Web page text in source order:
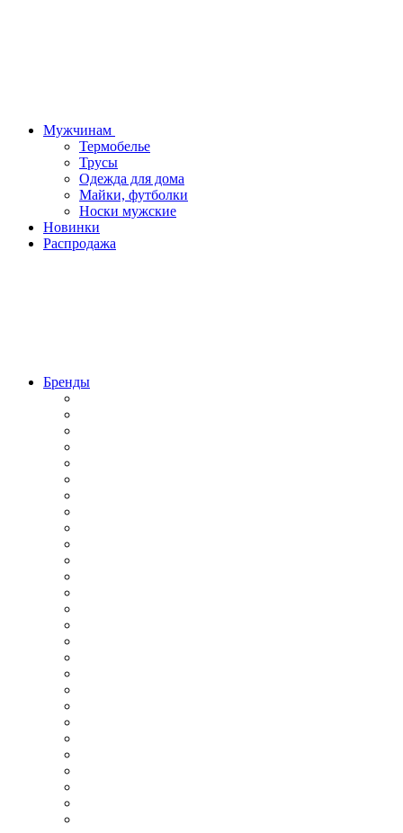
Мужчинам
Термобелье
Трусы
Одежда для дома
Майки, футболки
Носки мужские
Новинки
Распродажа
Бренды